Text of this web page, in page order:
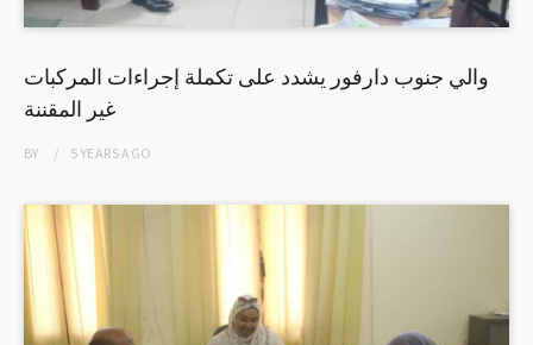
والي جنوب دارفور يشدد على تكملة إجراءات المركبات
غير المقننة
BY 5 YEARSAGO